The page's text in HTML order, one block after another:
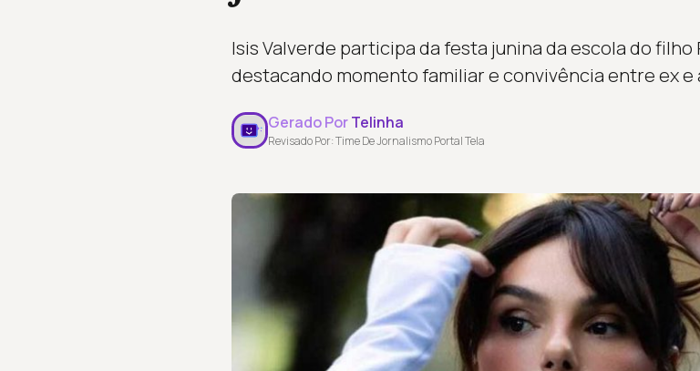
Isis Valverde participa da festa junina da escola do filho
destacando momento familiar e convivência entre ex e
Gerado PorTelinha
Revisado Por: Time De Jornalismo Portal Tela